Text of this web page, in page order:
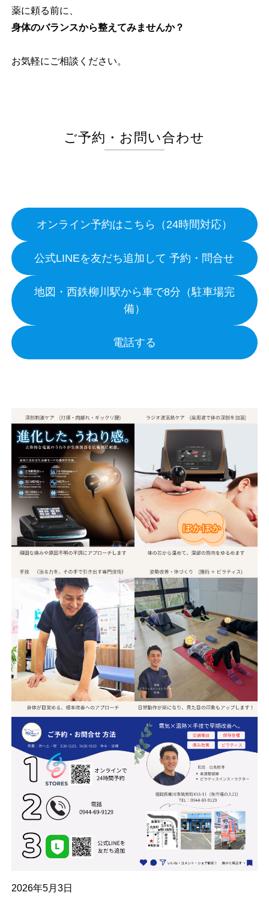
薬に頼る前に、
身体のバランスから整えてみませんか？
お気軽にご相談ください。
ご予約・お問い合わせ
オンライン予約はこちら（24時間対応）
公式LINEを友だち追加して 予約・問合せ
地図・西鉄柳川駅から車で8分（駐車場完
備）
電話する
2026年5月3日